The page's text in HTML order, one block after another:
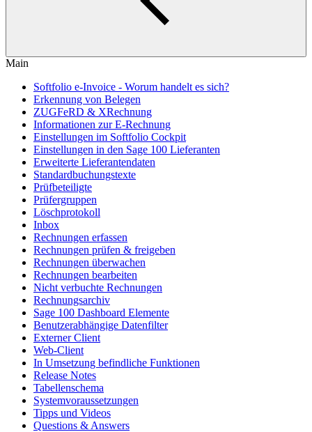
Main
Softfolio e-Invoice - Worum handelt es sich?
Erkennung von Belegen
ZUGFeRD & XRechnung
Informationen zur E-Rechnung
Einstellungen im Softfolio Cockpit
Einstellungen in den Sage 100 Lieferanten
Erweiterte Lieferantendaten
Standardbuchungstexte
Prüfbeteiligte
Prüfergruppen
Löschprotokoll
Inbox
Rechnungen erfassen
Rechnungen prüfen & freigeben
Rechnungen überwachen
Rechnungen bearbeiten
Nicht verbuchte Rechnungen
Rechnungsarchiv
Sage 100 Dashboard Elemente
Benutzerabhängige Datenfilter
Externer Client
Web-Client
In Umsetzung befindliche Funktionen
Release Notes
Tabellenschema
Systemvoraussetzungen
Tipps und Videos
Questions & Answers